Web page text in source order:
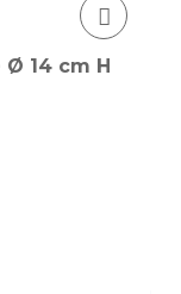
Ø 14 cm H